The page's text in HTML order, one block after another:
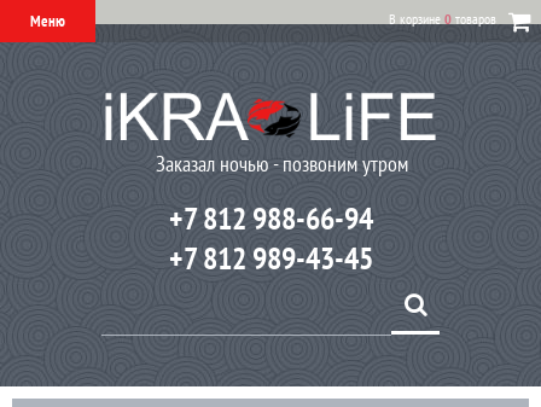
Меню В корзине 0 товаров
Заказал ночью - позвоним утром
+7 812 988-66-94
+7 812 989-43-45